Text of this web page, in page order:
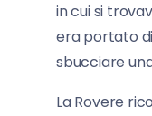
in cui si
era portato
sbucciare
La Rovere